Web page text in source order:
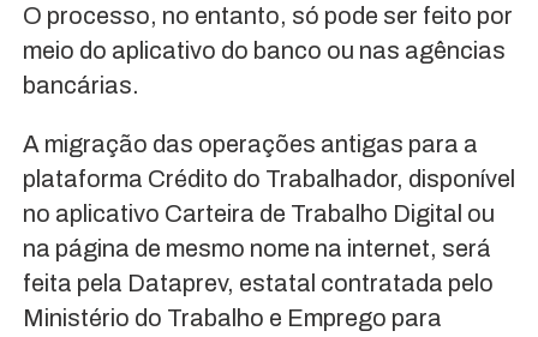
O processo, no entanto, só pode ser feito por
meio do aplicativo do banco ou nas agências
bancárias.
A migração das operações antigas para a
plataforma Crédito do Trabalhador, disponível
no aplicativo Carteira de Trabalho Digital ou
na página de mesmo nome na internet, será
feita pela Dataprev, estatal contratada pelo
Ministério do Trabalho e Emprego para